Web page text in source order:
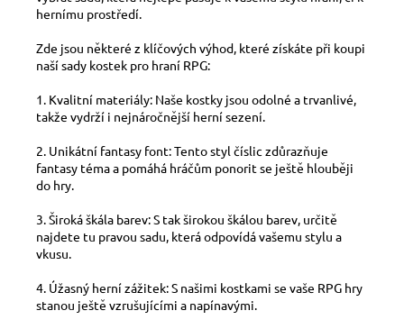
hernímu prostředí.
Zde jsou některé z klíčových výhod, které získáte při koupi
naší sady kostek pro hraní RPG:
1. Kvalitní materiály: Naše kostky jsou odolné a trvanlivé,
takže vydrží i nejnáročnější herní sezení.
2. Unikátní fantasy font: Tento styl číslic zdůrazňuje
fantasy téma a pomáhá hráčům ponorit se ještě hlouběji
do hry.
3. Široká škála barev: S tak širokou škálou barev, určitě
najdete tu pravou sadu, která odpovídá vašemu stylu a
vkusu.
4. Úžasný herní zážitek: S našimi kostkami se vaše RPG hry
stanou ještě vzrušujícími a napínavými.